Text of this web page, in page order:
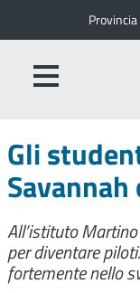
Gli
All’istituto
per diventare
fortemente nello